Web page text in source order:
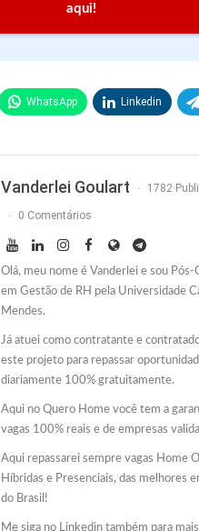
aqui!
WhatsApp Linkedin
Vanderlei Goulart 1782
0 Comentários
Olá, meu nome é Vanderlei e sou Pós-
em Gestão de RH pela Universidade
Mendes.
Já atuei como contratante e
este projeto para repassar
diariamente 100% gratuitamente.
Aqui no Quero Home você tem a
vagas 100% reais e de empresas
Aqui repassarei sempre vagas Home
Híbridas e Presenciais, das melhores
do Brasil!
Me siga no Linkedin também para